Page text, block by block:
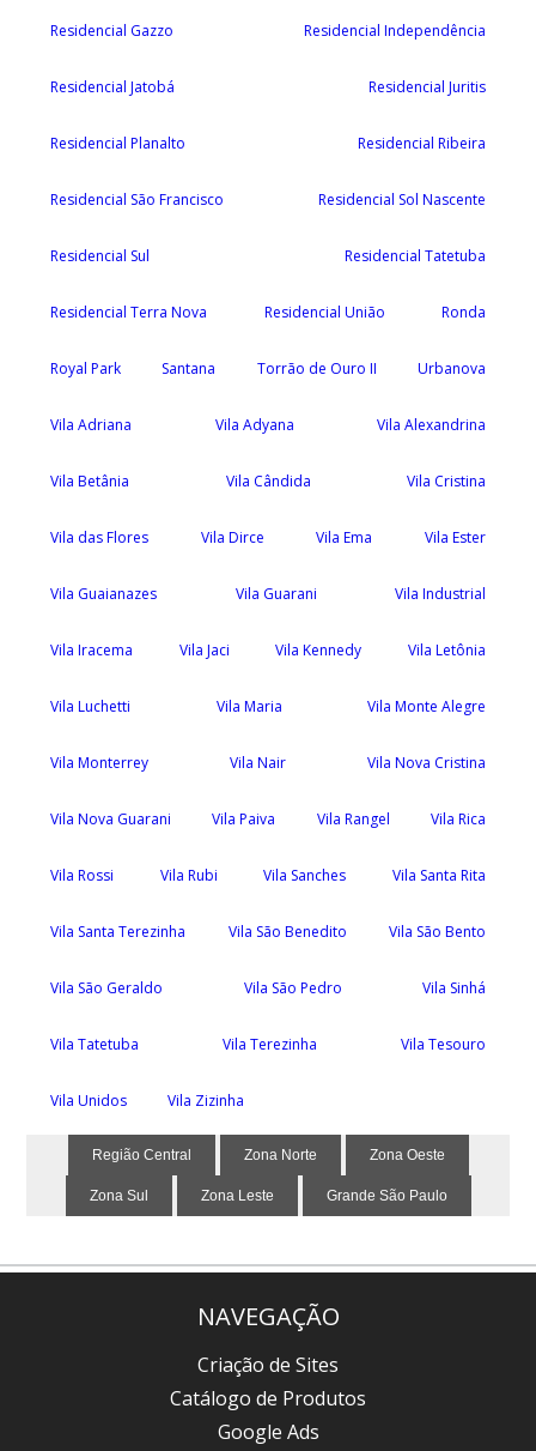
Residencial Gazzo Residencial Independência
Residencial Jatobá Residencial Juritis
Residencial Planalto Residencial Ribeira
Residencial São Francisco Residencial Sol Nascente
Residencial Sul Residencial Tatetuba
Residencial Terra Nova Residencial União Ronda
Royal Park Santana Torrão de Ouro II Urbanova
Vila Adriana Vila Adyana Vila Alexandrina
Vila Betânia Vila Cândida Vila Cristina
Vila das Flores Vila Dirce Vila Ema Vila Ester
Vila Guaianazes Vila Guarani Vila Industrial
Vila Iracema Vila Jaci Vila Kennedy Vila Letônia
Vila Luchetti Vila Maria Vila Monte Alegre
Vila Monterrey Vila Nair Vila Nova Cristina
Vila Nova Guarani Vila Paiva Vila Rangel Vila Rica
Vila Rossi Vila Rubi Vila Sanches Vila Santa Rita
Vila Santa Terezinha Vila São Benedito Vila São Bento
Vila São Geraldo Vila São Pedro Vila Sinhá
Vila Tatetuba Vila Terezinha Vila Tesouro
Vila Unidos Vila Zizinha
Região Central Zona Norte Zona Oeste
Zona Sul Zona Leste Grande São Paulo
NAVEGAÇÃO
Criação de Sites
Catálogo de Produtos
Google Ads